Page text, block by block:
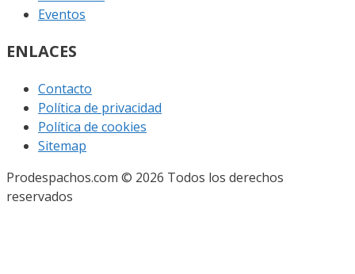
Eventos
ENLACES
Contacto
Política de privacidad
Política de cookies
Sitemap
Prodespachos.com © 2026 Todos los derechos
reservados